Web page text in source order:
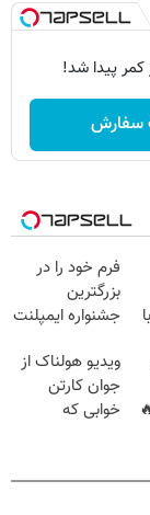
کمر پیدا شد!
سفارش
فرم خود را در
بزرگترین
جشنواره ایمپلنت
فقط ۲۵ میلیون
ویدیو هولناک از
جوان کارتن
خوابی که